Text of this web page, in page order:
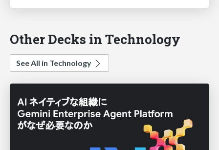
Other Decks in Technology
See All in Technology